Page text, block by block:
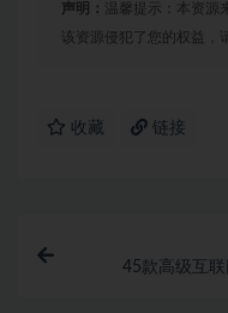
声明： 温馨提示：本资源
该资源侵犯了您的权益，
收藏 链接
45款高级互